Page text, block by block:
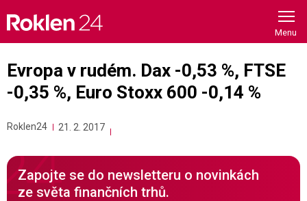
content
Evropa v rudém. Dax -0,53 %, FTSE
-0,35 %, Euro Stoxx 600 -0,14 %
Roklen24 21. 2. 2017
Zapojte se do newsletteru o novinkách
ze světa finančních trhů.